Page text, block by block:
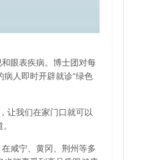
眼表疾病。博士团对每
人即时开辟就诊“绿色
让我们在家门口就可以
咸宁、黄冈、荆州等多